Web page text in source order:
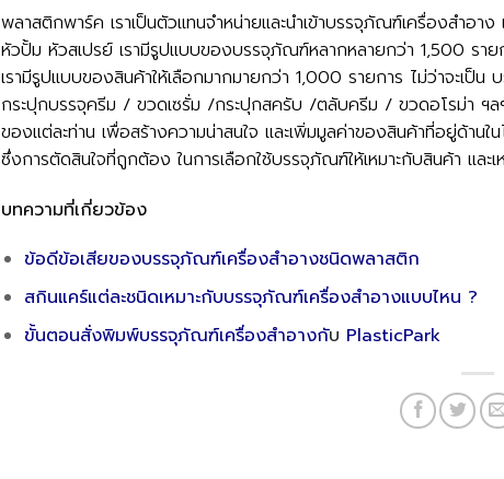
พลาสติกพาร์ค เราเป็นตัวแทนจำหน่ายและนำเข้าบรรจุภัณฑ์เครื่องสำอ
หัวปั้ม หัวสเปรย์ เรามีรูปแบบของบรรจุภัณฑ์หลากหลายกว่า 1,500 รา
เรามีรูปแบบของสินค้าให้เลือกมากมายกว่า 1,000 รายการ ไม่ว่าจะเ
กระปุกบรรจุครีม / ขวดเซรั่ม /กระปุกสครับ /ตลับครีม / ขวดอโรม่า ฯ
ของแต่ละท่าน เพื่อสร้างความน่าสนใจ และเพิ่มมูลค่าของสินค้าที่อยู่ด้าน
ซึ่งการตัดสินใจที่ถูกต้อง ในการเลือกใช้บรรจุภัณฑ์ให้เหมาะกับสินค้า และ
บทความที่เกี่ยวข้อง
ข้อดีข้อเสียของบรรจุภัณฑ์เครื่องสำอางชนิดพลาสติก
สกินแคร์แต่ละชนิดเหมาะกับบรรจุภัณฑ์เครื่องสำอางแบบไหน ?
ขั้นตอนสั่งพิมพ์บรรจุภัณฑ์เครื่องสำอางกับ PlasticPark